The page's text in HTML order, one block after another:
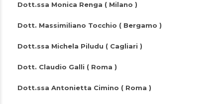
Dott.ssa Monica Renga ( Milano )
Dott. Massimiliano Tocchio ( Bergamo )
Dott.ssa Michela Piludu ( Cagliari )
Dott. Claudio Galli ( Roma )
Dott.ssa Antonietta Cimino ( Roma )